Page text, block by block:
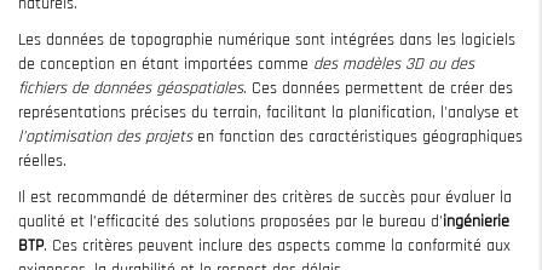
Les données de topographie numérique sont intégrées dans les logiciels
de conception en étant importées comme des modèles 3D ou des
fichiers de données géospatiales. Ces données permettent de créer des
représentations précises du terrain, facilitant la planification, l'analyse et
l'optimisation des projetsen fonction des caractéristiques géographiques
réelles.
Il est recommandé de déterminer des critères de succès pour évaluer la
qualité et l’efficacité des solutions proposées par le bureau d'ingénierie
BTP. Ces critères peuvent inclure des aspects comme la conformité aux